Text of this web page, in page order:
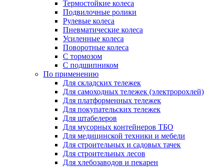
Термостойкие колеса
Подвилочные ролики
Рулевые колеса
Пневматические колеса
Усиленные колеса
Поворотные колеса
С тормозом
С подшипником
По применению
Для складских тележек
Для самоходных тележек (электророхлей)
Для платформенных тележек
Для покупательских тележек
Для штабелеров
Для мусорных контейнеров ТБО
Для медицинской техники и мебели
Для строительных и садовых тачек
Для строительных лесов
Для хлебозаводов и пекарен